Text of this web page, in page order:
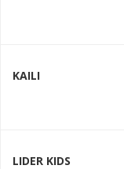
KAILI
LIDER KIDS